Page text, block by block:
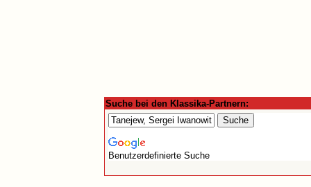
Suche bei den Klassika-Partnern:
Benutzerdefinierte Suche